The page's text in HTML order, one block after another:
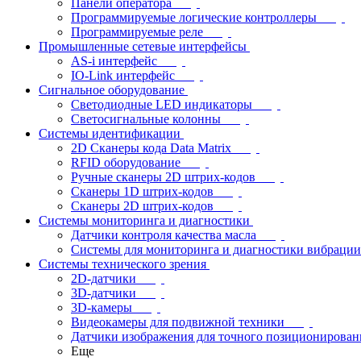
Панели оператора
Программируемые логические контроллеры
Программируемые реле
Промышленные сетевые интерфейсы
AS-i интерфейс
IO-Link интерфейс
Сигнальное оборудование
Светодиодные LED индикаторы
Светосигнальные колонны
Системы идентификации
2D Сканеры кода Data Matrix
RFID оборудование
Ручные сканеры 2D штрих-кодов
Сканеры 1D штрих-кодов
Сканеры 2D штрих-кодов
Системы мониторинга и диагностики
Датчики контроля качества масла
Системы для мониторинга и диагностики вибрации
Системы технического зрения
2D-датчики
3D-датчики
3D-камеры
Видеокамеры для подвижной техники
Датчики изображения для точного
Еще